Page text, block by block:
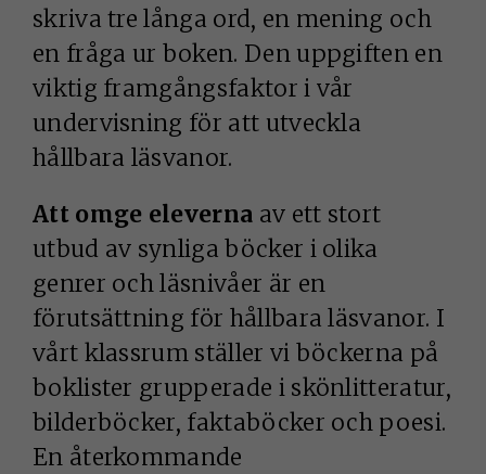
skriva tre långa ord, en mening och
en fråga ur boken. Den uppgiften en
viktig framgångsfaktor i vår
undervisning för att utveckla
hållbara läsvanor.
Att omge eleverna av ett stort
utbud av synliga böcker i olika
genrer och läsnivåer är en
förutsättning för hållbara läsvanor. I
vårt klassrum ställer vi böckerna på
boklister grupperade i skönlitteratur,
bilderböcker, faktaböcker och poesi.
En återkommande